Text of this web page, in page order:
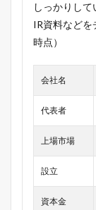
しっかりし
IR資料など
時点）
会社名
代表者
上場市場
設立
資本金